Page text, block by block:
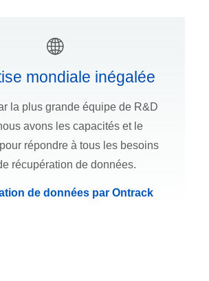
mondiale inégalée
la plus grande équipe de R&D
avons les capacités et le
répondre à tous les besoins
récupération de données.
de données par Ontrack